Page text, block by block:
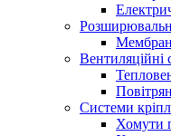
Вентиляційні
Системи
Хомути